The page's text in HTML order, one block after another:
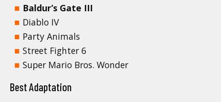
Baldur’s Gate III
Diablo IV
Party Animals
Street Fighter 6
Super Mario Bros. Wonder
Best Adaptation